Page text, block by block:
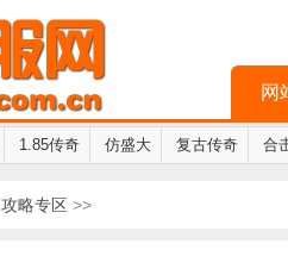
网
1.85传奇 仿盛大 复古传奇 合
攻略专区 >>